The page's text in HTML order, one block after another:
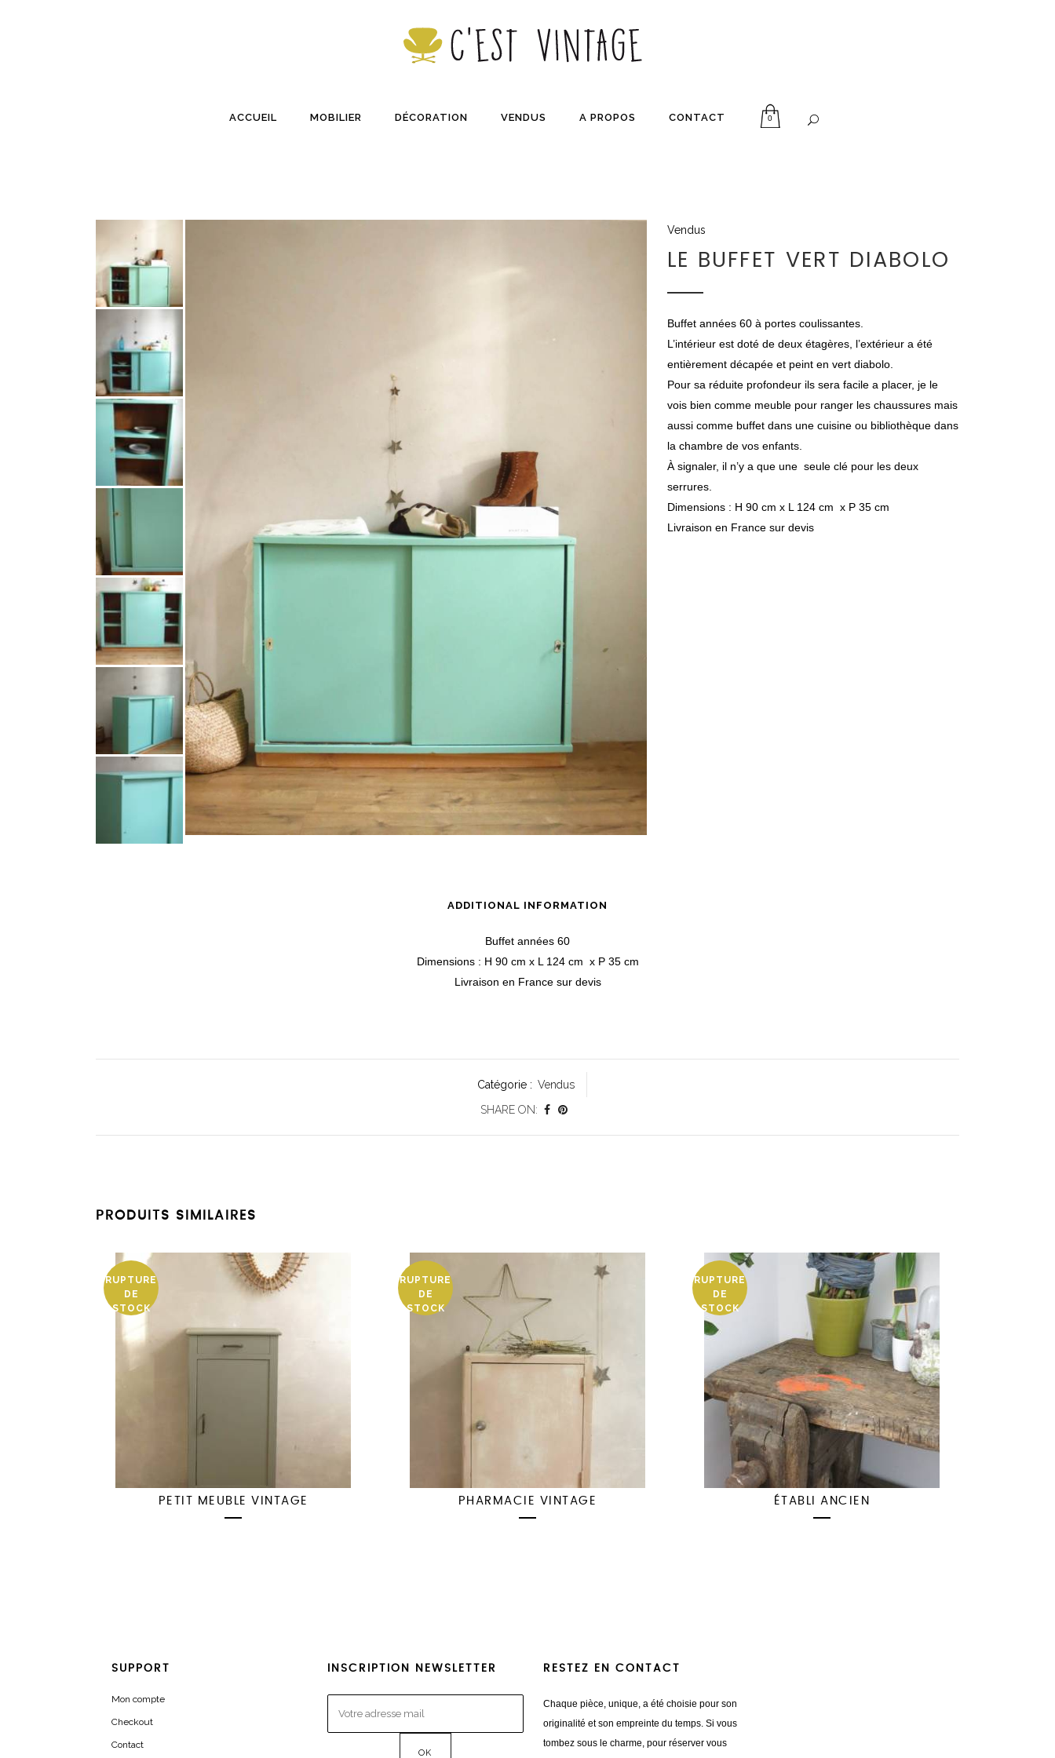
ACCUEIL MOBILIER DÉCORATION VENDUS A PROPOS CONTACT 0
Vendus
LE BUFFET VERT DIABOLO
Buffet années 60 à portes coulissantes.
L’intérieur est doté de deux étagères, l’extérieur a été
entièrement décapée et peint en vert diabolo.
Pour sa réduite profondeur ils sera facile a placer, je le
vois bien comme meuble pour ranger les chaussures mais
aussi comme buffet dans une cuisine ou bibliothèque dans
la chambre de vos enfants.
À signaler, il n’y a que une seule clé pour les deux
serrures.
Dimensions : H 90 cm x L 124 cm x P 35 cm
Livraison en France sur devis
ADDITIONAL INFORMATION
Buffet années 60
Dimensions : H 90 cm x L 124 cm x P 35 cm
Livraison en France sur devis
Catégorie : Vendus
SHARE ON:
PRODUITS SIMILAIRES
RUPTURE
DE
STOCK
PETIT MEUBLE VINTAGE
RUPTURE
DE
STOCK
PHARMACIE VINTAGE
RUPTURE
DE
STOCK
ÉTABLI ANCIEN
SUPPORT
Mon compte
Checkout
Contact
INSCRIPTION NEWSLETTER RESTEZ EN CONTACT
Chaque pièce, unique, a été choisie pour son
originalité et son empreinte du temps. Si vous
tombez sous le charme, pour réserver vous